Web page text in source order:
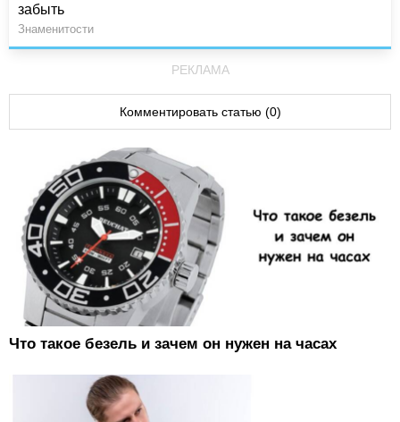
забыть
Знаменитости
РЕКЛАМА
Комментировать статью (0)
Что такое безель и зачем он нужен на часах